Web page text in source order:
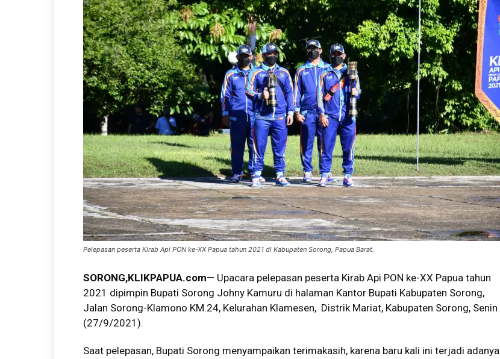
Pelepasan peserta Kirab Api PON ke-XX Papua tahun 2021 di Kabupaten Sorong, Papua Barat.
SORONG,KLIKPAPUA.com— Upacara pelepasan peserta Kirab Api PON ke-XX Papua tahun
2021 dipimpin Bupati Sorong Johny Kamuru di halaman Kantor Bupati Kabupaten Sorong,
Jalan Sorong-Klamono KM.24, Kelurahan Klamesen, Distrik Mariat, Kabupaten Sorong, Senin
(27/9/2021).
Saat pelepasan, Bupati Sorong menyampaikan terimakasih, karena baru kali ini terjadi adanya